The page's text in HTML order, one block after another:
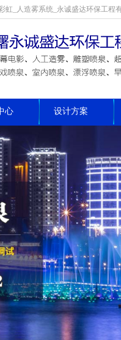
_人造雾系统_永诚盛达环保工程
心 设计方案